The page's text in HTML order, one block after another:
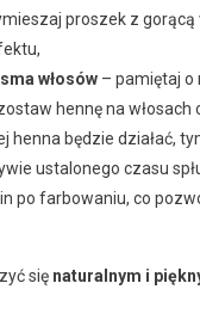
proszek z
włosów – pamiętaj o
hennę na
henna będzie działać,
ustalonego czasu
po farbowaniu, co
się naturalnym i